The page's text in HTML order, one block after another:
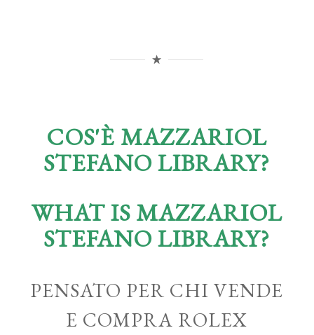
COS'È MAZZARIOL
STEFANO LIBRARY?
WHAT IS MAZZARIOL
STEFANO LIBRARY?
PENSATO PER CHI VENDE
E COMPRA ROLEX